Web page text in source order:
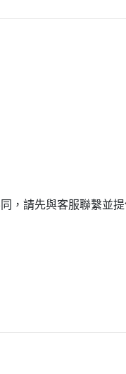
，請先與客服聯繫並提